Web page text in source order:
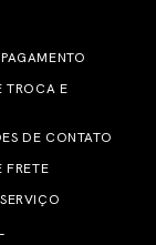
TROCA E
DE CONTATO
FRETE